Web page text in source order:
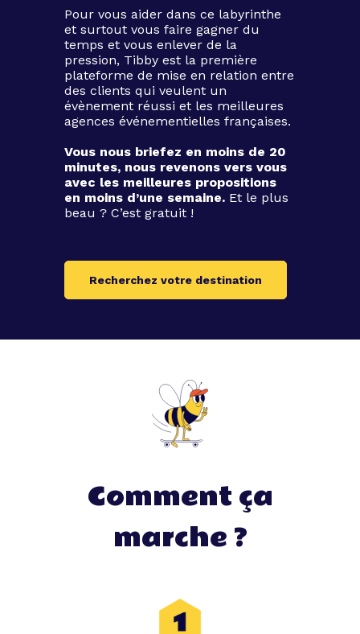
Pour vous aider dans ce labyrinthe
et surtout vous faire gagner du
temps et vous enlever de la
pression, Tibby est la première
plateforme de mise en relation entre
des clients qui veulent un
évènement réussi et les meilleures
agences événementielles françaises.
Vous nous briefez en moins de 20
minutes, nous revenons vers vous
avec les meilleures propositions
en moins d’une semaine. Et le plus
beau ? C’est gratuit !
Recherchez votre destination
Comment ça
marche ?